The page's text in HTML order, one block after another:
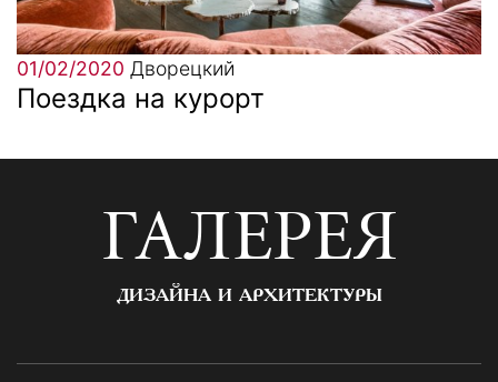
01/02/2020 Дворецкий
Поездка на курорт
ГАЛЕРЕЯ
ДИЗАЙНА И АРХИТЕКТУРЫ